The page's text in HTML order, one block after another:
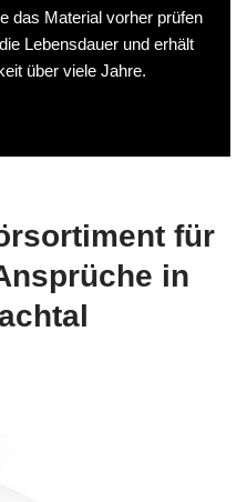
das Material vorher prüfen
Lebensdauer und erhält
über viele Jahre.
für
in